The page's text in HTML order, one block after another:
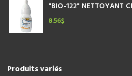
"BIO-122" NETTOYANT
8.56$
Produits variés